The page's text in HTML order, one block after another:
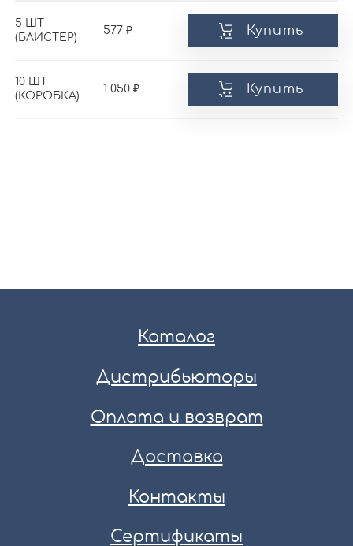
5 ШТ
(БЛИСТЕР)
577 Купить
10 ШТ
(КОРОБКА)
1 050 Купить
Каталог
Дистрибьюторы
Оплата и возврат
Доставка
Контакты
Сертификаты